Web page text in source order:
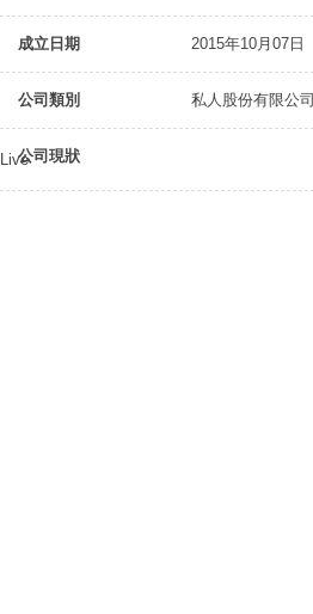
成立日期 2015年10月07日
公司類別 私人股份有限公司
公司現狀
Live